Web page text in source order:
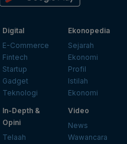
Digital
E-Commerce
Fintech
Startup
Gadget
Teknologi
Ekonopedia
Sejarah
Ekonomi
Profil
Istilah
Ekonomi
In-Depth &
Opini
Telaah
Video
News
Wawancara